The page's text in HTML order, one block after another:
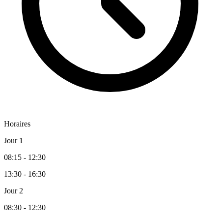
Horaires
Jour 1
08:15 - 12:30
13:30 - 16:30
Jour 2
08:30 - 12:30